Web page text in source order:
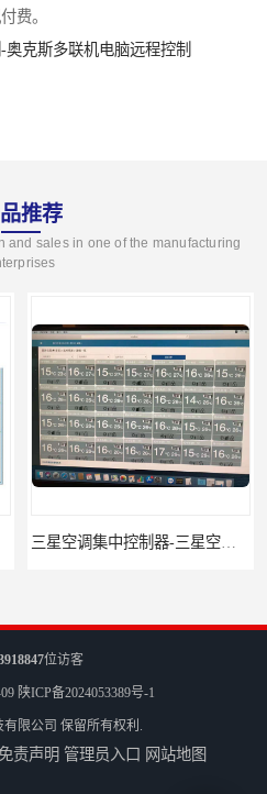
费。
克斯多联机电脑远程控制
推荐
and sales in one of the manufacturing
三星空调集中控制器-三星空调智能控制-三星空调集中控制器软件
位访客
陕ICP备2024053389号-1
限公司 保留所有权利.
免责声明 管理员入口 网站地图